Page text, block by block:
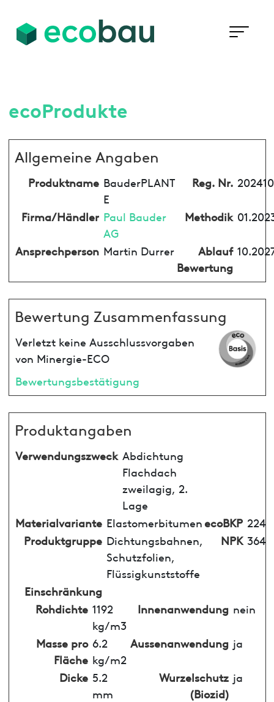
ecoProdukte
Allgemeine Angaben
Produktname BauderPLANT
E
Reg. Nr.
Firma/Händler Paul Bauder
AG
Methodik
Ansprechperson Martin Durrer
Ablauf
Bewertung
Bewertung Zusammenfassung
Verletzt keine Ausschlussvorgaben
von Minergie-ECO
Bewertungsbestätigung
Produktangaben
Verwendungszweck Abdichtung
Flachdach
zweilagig, 2.
Lage
Materialvariante ElastomerbitumenecoBKP 224
Produktgruppe Dichtungsbahnen,
Schutzfolien,
Flüssigkunststoffe
NPK 364
Einschränkung
Rohdichte 1192
kg/m3
Innenanwendung nein
Masse pro
Fläche
6.2
kg/m2
Aussenanwendung ja
Dicke 5.2
mm
Wurzelschutz
(Biozid)
ja